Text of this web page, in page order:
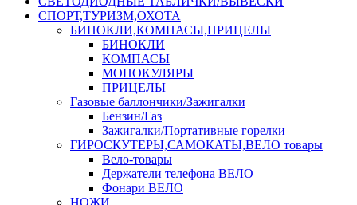
СПОРТ,ТУРИЗМ,ОХОТА
БИНОКЛИ,КОМПАСЫ,ПРИЦЕЛЫ
БИНОКЛИ
КОМПАСЫ
МОНОКУЛЯРЫ
ПРИЦЕЛЫ
Газовые баллончики/Зажигалки
Бензин/Газ
Зажигалки/Портативные горелки
ГИРОСКУТЕРЫ,САМОКАТЫ,ВЕЛО товары
Вело-товары
Держатели телефона ВЕЛО
Фонари ВЕЛО
НОЖИ